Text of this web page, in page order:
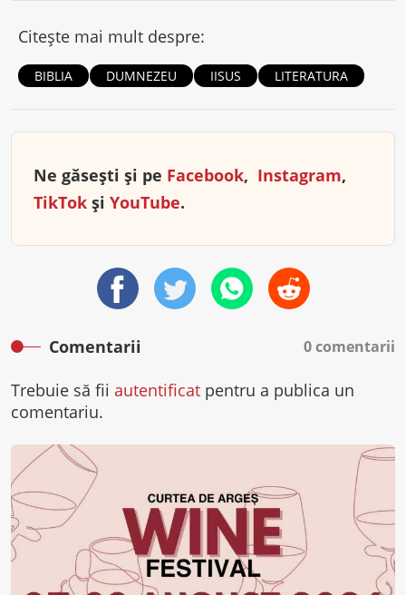
Citește mai mult despre:
BIBLIA DUMNEZEU IISUS LITERATURA
Ne găsești și pe Facebook, Instagram,
TikTok și YouTube.
Comentarii 0 comentarii
Trebuie să fii autentificat pentru a publica un
comentariu.